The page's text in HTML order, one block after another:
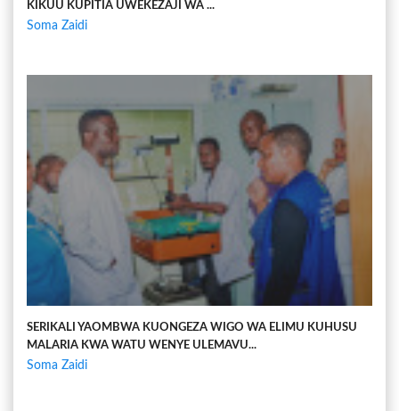
KIKUU KUPITIA UWEKEZAJI WA ...
Soma Zaidi
SERIKALI YAOMBWA KUONGEZA WIGO WA ELIMU KUHUSU
MALARIA KWA WATU WENYE ULEMAVU...
Soma Zaidi